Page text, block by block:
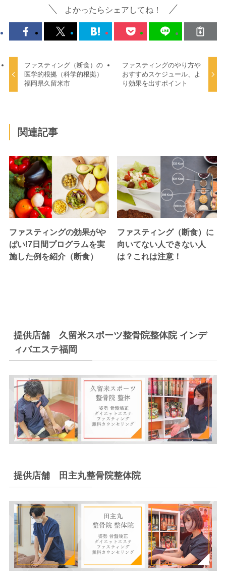
よかったらシェアしてね！
ファスティング（断食）の
医学的根拠（科学的根拠）
福岡県久留米市
ファスティングのやり方や
おすすめスケジュール、よ
り効果を出すポイント
関連記事
ファスティングの効果がや
ばい!7日間プログラムを実
施した例を紹介（断食）
ファスティング（断食）に
向いてない人できない人
は？これは注意！
提供店舗 久留米スポーツ整骨院整体院 インデ
ィバエステ福岡
提供店舗 田主丸整骨院整体院